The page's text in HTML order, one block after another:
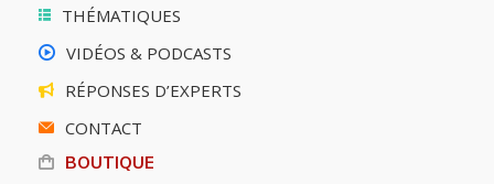
THÉMATIQUES
VIDÉOS & PODCASTS
RÉPONSES D’EXPERTS
CONTACT
BOUTIQUE